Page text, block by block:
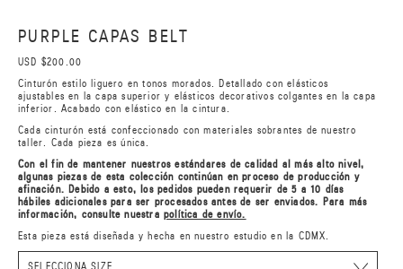
PURPLE CAPAS BELT
USD $200.00
Cinturón estilo liguero en tonos morados. Detallado con elásticos
ajustables en la capa superior y elásticos decorativos colgantes en la capa
inferior. Acabado con elástico en la cintura.
Cada cinturón está confeccionado con materiales sobrantes de nuestro
taller. Cada pieza es única.
Con el fin de mantener nuestros estándares de calidad al más alto nivel,
algunas piezas de esta colección continúan en proceso de producción y
afinación. Debido a esto, los pedidos pueden requerir de 5 a 10 días
hábiles adicionales para ser procesados antes de ser enviados. Para más
información, consulte nuestra política de envío.
Esta pieza está diseñada y hecha en nuestro estudio en la CDMX.